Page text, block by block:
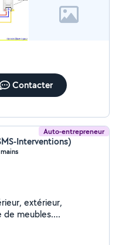
Contacter
Auto-entrepreneur
Interventions)
extérieur,
de meubles....